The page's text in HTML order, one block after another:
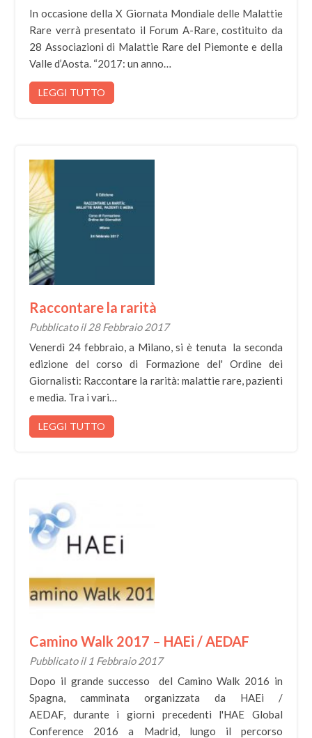
In occasione della X Giornata Mondiale delle Malattie
Rare verrà presentato il Forum A-Rare, costituito da
28 Associazioni di Malattie Rare del Piemonte e della
Valle d’Aosta. “2017: un anno…
LEGGI TUTTO
Raccontare la rarità
Pubblicato il 28 Febbraio 2017
Venerdì 24 febbraio, a Milano, si è tenuta la seconda
edizione del corso di Formazione del' Ordine dei
Giornalisti: Raccontare la rarità: malattie rare, pazienti
e media. Tra i vari…
LEGGI TUTTO
Camino Walk 2017 – HAEi / AEDAF
Pubblicato il 1 Febbraio 2017
Dopo il grande successo del Camino Walk 2016 in
Spagna, camminata organizzata da HAEi /
AEDAF, durante i giorni precedenti l'HAE Global
Conference 2016 a Madrid, lungo il percorso